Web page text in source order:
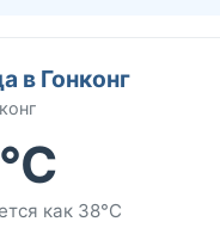
в Гонконг
как 38°C